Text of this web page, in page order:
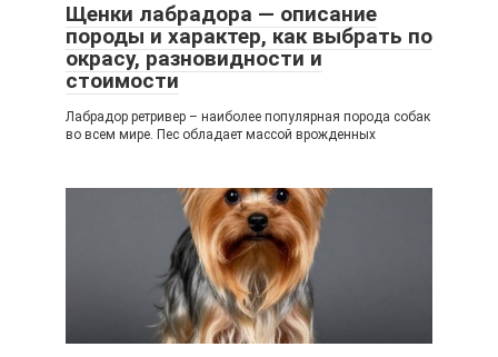
Щенки лабрадора — описание
породы и характер, как выбрать по
окрасу, разновидности и
стоимости
Лабрадор ретривер – наиболее популярная порода собак
во всем мире. Пес обладает массой врожденных